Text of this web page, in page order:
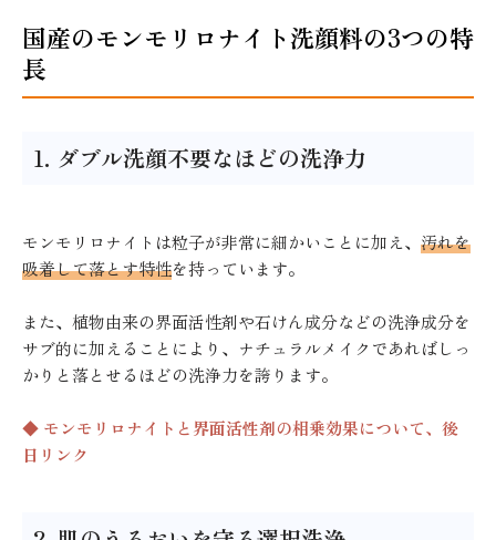
国産のモンモリロナイト洗顔料の3つの特
長
1. ダブル洗顔不要なほどの洗浄力
モンモリロナイトは粒子が非常に細かいことに加え、 汚れを
吸着して落とす特性を持っています。
また、植物由来の界面活性剤や石けん成分などの洗浄成分を
サブ的に加えることにより、ナチュラルメイクであればしっ
かりと落とせるほどの洗浄力を誇ります。
◆ モンモリロナイトと界面活性剤の相乗効果について、後
日リンク